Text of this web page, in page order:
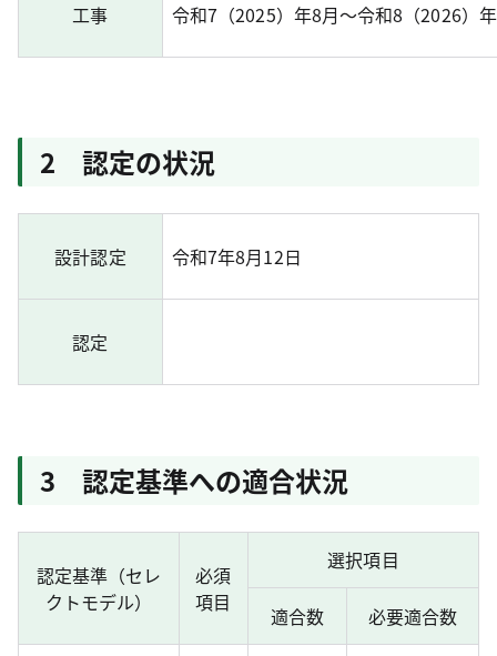
工事 令和7（2025）年8月～令和8（2026）
2 認定の状況
設計認定 令和7年8月12日
認定
3 認定基準への適合状況
認定基準（セレ
クトモデル）
必須
項目
選択項目
適合数 必要適合数